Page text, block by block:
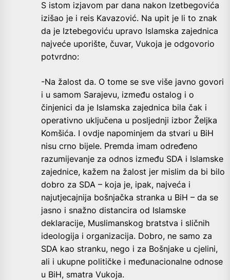
S istom izjavom par dana nakon Izetbegovića
izišao je i reis Kavazović. Na upit je li to znak
da je Iztebegoviću upravo Islamska zajednica
najveće uporište, čuvar, Vukoja je odgovorio
potvrdno:
-Na žalost da. O tome se sve više javno govori
i u samom Sarajevu, između ostalog i o
činjenici da je Islamska zajednica bila čak i
operativno uključena u posljednji izbor Željka
Komšića. I ovdje napominjem da stvari u BiH
nisu crno bijele. Premda imam određeno
razumijevanje za odnos između SDA i Islamske
zajednice, kažem na žalost jer mislim da bi bilo
dobro za SDA – koja je, ipak, najveća i
najutjecajnija bošnjačka stranka u BiH – da se
jasno i snažno distancira od Islamske
deklaracije, Muslimanskog bratstva i sličnih
ideologija i organizacija. Dobro, ne samo za
SDA kao stranku, nego i za Bošnjake u cjelini,
ali i ukupne političke i međunacionalne odnose
u BiH, smatra Vukoja.